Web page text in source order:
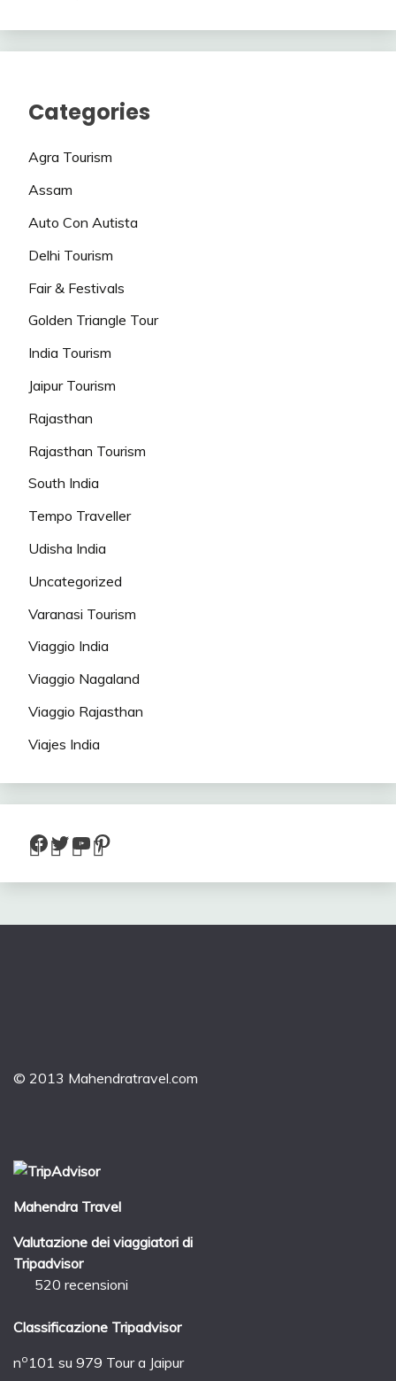
Categories
Agra Tourism
Assam
Auto Con Autista
Delhi Tourism
Fair & Festivals
Golden Triangle Tour
India Tourism
Jaipur Tourism
Rajasthan
Rajasthan Tourism
South India
Tempo Traveller
Udisha India
Uncategorized
Varanasi Tourism
Viaggio India
Viaggio Nagaland
Viaggio Rajasthan
Viajes India
Facebook
Twitter
YouTube
Pinterest
© 2013 Mahendratravel.com
Mahendra Travel
Valutazione dei viaggiatori di
Tripadvisor
520 recensioni
Classificazione Tripadvisor
no 101 su 979 Tour a Jaipur